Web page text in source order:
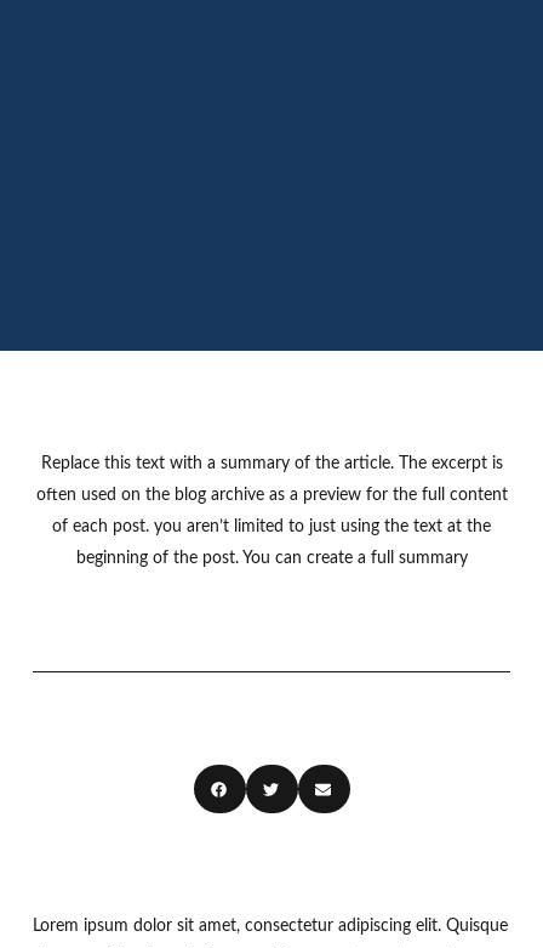
Replace this text with a summary of the article. The excerpt is
often used on the blog archive as a preview for the full content
of each post. you aren’t limited to just using the text at the
beginning of the post. You can create a full summary
Lorem ipsum dolor sit amet, consectetur adipiscing elit. Quisque